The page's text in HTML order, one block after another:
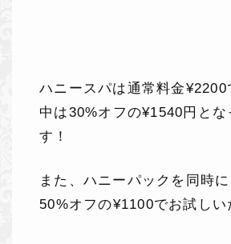
ハニースパは通常料金¥2200
中は30%オフの¥1540 円とな
す！
また、ハニーパックを同時
50%オフの¥1100でお試しい